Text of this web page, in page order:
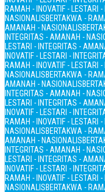
RAMAH - INOVATIF - LESTARI
NASIONALISBERTAKWA -
AMANAH - NASIONALIS
INTEGRITAS - AMANAH -
LESTARI - INTEGRITAS -
INOVATIF - LESTARI -
RAMAH - INOVATIF - LESTARI
NASIONALISBERTAKWA -
AMANAH - NASIONALIS
INTEGRITAS - AMANAH -
LESTARI - INTEGRITAS -
INOVATIF - LESTARI -
RAMAH - INOVATIF - LESTARI
NASIONALISBERTAKWA -
AMANAH - NASIONALIS
INTEGRITAS - AMANAH -
LESTARI - INTEGRITAS -
INOVATIF - LESTARI -
RAMAH - INOVATIF - LESTARI
NASIONALISBERTAKWA -